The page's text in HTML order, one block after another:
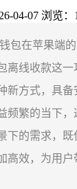
04-07 浏览：
包在苹果端
离线收款这
新方式，具
频繁的当下
下的需求，既
高效，为用户